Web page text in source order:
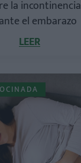
la
el embarazo
LEER